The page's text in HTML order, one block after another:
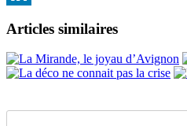
Articles similaires